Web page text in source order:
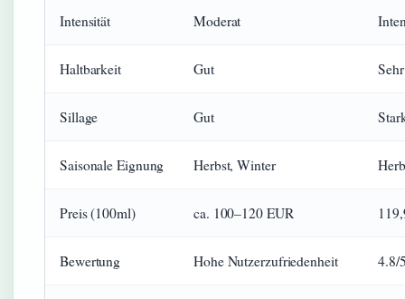
Intensität Moderat
Haltbarkeit Gut
Sillage Gut
Saisonale Eignung Herbst, Winter
Preis (100ml) ca. 100–120 EUR
Bewertung Hohe Nutzerzufriedenheit 4.8/